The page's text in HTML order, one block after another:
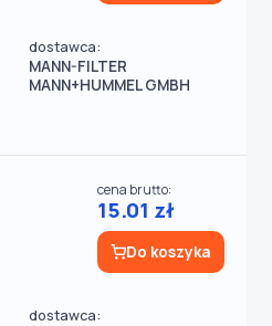
dostawca:
MANN-FILTER
MANN+HUMMEL GMBH
dostawca:
cena brutto:
15.01 zł
Do koszyka